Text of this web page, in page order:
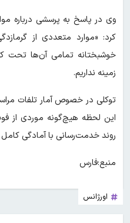
وی در پاسخ به پرسشی درباره
کرد: «موارد متعددی از
خوشبختانه تمامی آن‌ها تحت
زمینه نداریم.
توکلی در خصوص آمار تلفات
این لحظه هیچ‌گونه موردی از
روند خدمت‌رسانی با آمادگی
منبع:فارس
اورژانس